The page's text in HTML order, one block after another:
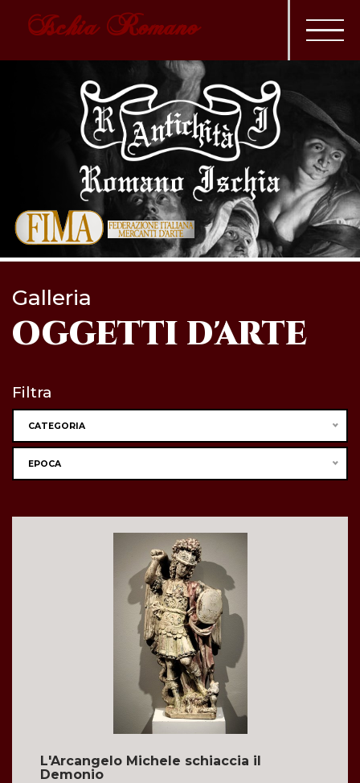
Ischia Romano
Galleria
OGGETTI D'ARTE
Filtra
CATEGORIA
EPOCA
L'Arcangelo Michele schiaccia il
Demonio